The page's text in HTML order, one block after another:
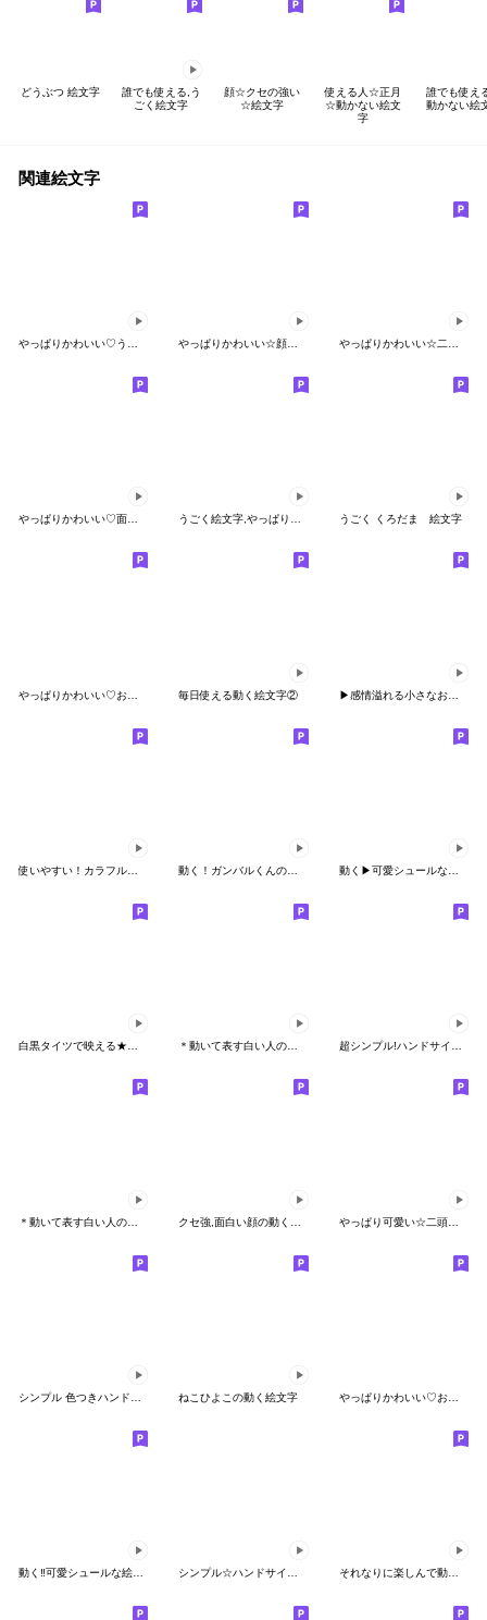
どうぶつ 絵文字
誰でも使える,う
ごく絵文字
顔☆クセの強い
☆絵文字
使える人☆正月
☆動かない絵文
字
誰でも使え
動かない絵
関連絵文字
やっぱりかわいい♡面白♡うごく絵文字 うごく絵文字,やっぱりかわいいシリーズ うごく くろだま 絵文字
毎日使える動く絵文字② ▶︎感情溢れる小さなおじさん☆修正版
白黒タイツで映える★動く絵文字 ＊動いて表す白い人の気持ち＊8 超シンプル!ハンドサイン☆記号,動く絵文字
やっぱり可愛い☆二頭身☆２
ねこひよこの動く絵文字 やっぱりかわいい♡おもしろ絵文字2
動く‼︎可愛シュールな絵文字5 シンプル☆ハンドサイン☆動く絵文字 それなりに楽しんで動いています 絵文字